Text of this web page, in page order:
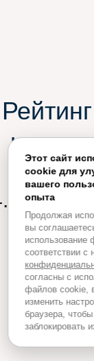
/ 5
Этот сайт
cookie для
вашего
опыта
Продолжая
вы
использование
соответствии с
согласны с
файлов cookie,
изменить
браузера,
заблокировать